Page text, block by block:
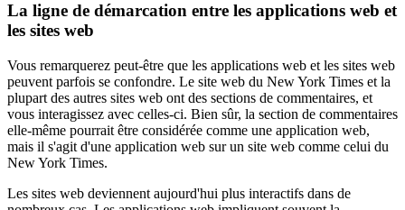
La ligne de démarcation entre les applications web et
les sites web
Vous remarquerez peut-être que les applications web et les sites web
peuvent parfois se confondre. Le site web du New York Times et la
plupart des autres sites web ont des sections de commentaires, et
vous interagissez avec celles-ci. Bien sûr, la section de commentaires
elle-même pourrait être considérée comme une application web,
mais il s'agit d'une application web sur un site web comme celui du
New York Times.
Les sites web deviennent aujourd'hui plus interactifs dans de